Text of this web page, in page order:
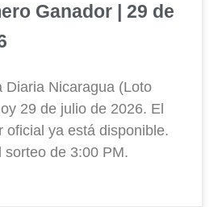
Ganador | 29 de
Diaria Nicaragua (Loto
29 de julio de 2026. El
oficial ya está disponible.
sorteo de 3:00 PM.